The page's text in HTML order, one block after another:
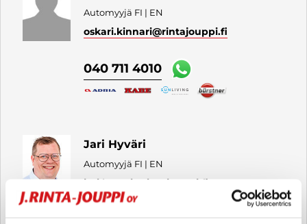
Automyyjä FI | EN
oskari.kinnari@rintajouppi.fi
040 711 4010
Jari Hyväri
Automyyjä FI | EN
jari.hyvari @rintajouppi.fi